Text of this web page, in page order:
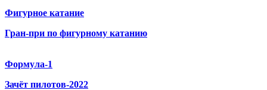
Фигурное катание
Гран-при по фигурному катанию
Формула-1
Зачёт пилотов-2022